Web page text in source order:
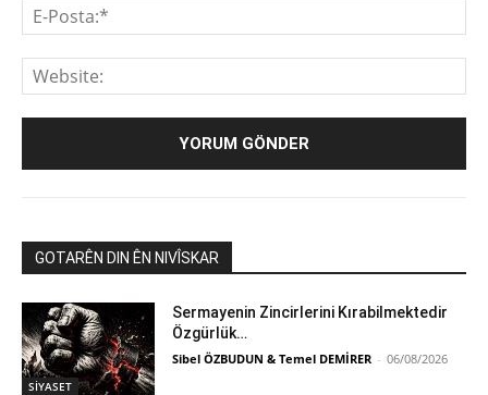
GOTARÊN DIN ÊN NIVÎSKAR
SİYASET
Sermayenin Zincirlerini Kırabilmektedir
Özgürlük…
Sibel ÖZBUDUN & Temel DEMİRER - 06/08/2026